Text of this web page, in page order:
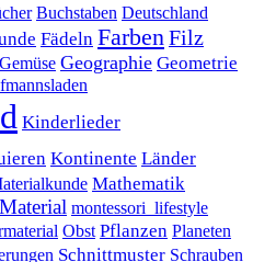
Buchstaben Deutschland
Fädeln Farben Filz
Gemüse Geographie Geometrie
Kinderlieder
Kontinente Länder
Mathematik
montessori_lifestyle
Obst Pflanzen Planeten
Schnittmuster Schrauben